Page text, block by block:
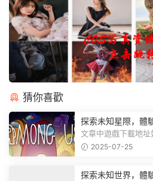
猜你喜歡
探索未知星際，體
本
文章中遊戲下載地址如下: 嘿，看這裏
有個圖片，點一下就
2025-07-25
探索未知世界，體